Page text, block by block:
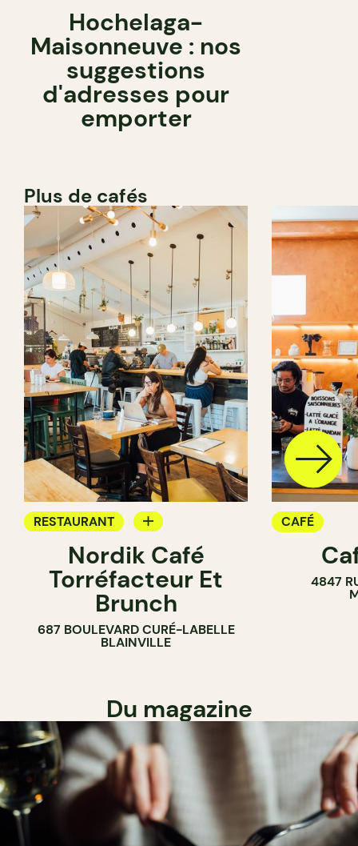
Hochelaga-
Maisonneuve : nos
suggestions
d'adresses pour
emporter
Plus de cafés
RESTAURANT
Nordik Café
Torréfacteur Et
Brunch
687 BOULEVARD CURÉ-LABELLE
BLAINVILLE
CAFÉ
4847
Du magazine